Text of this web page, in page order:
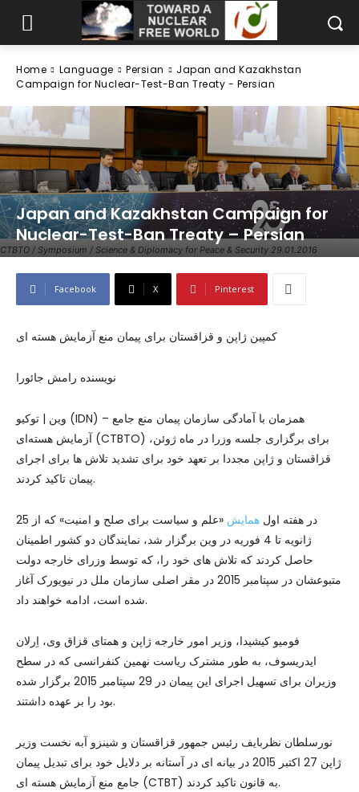
Home Language Persian
Japan and Kazakhstan
Campaign for Nuclear-Test-Ban Treaty - Persian
CTBTO / Symposium / Science & Diplomacy for Peace & Security 29.01.2016
Japan and Kazakhstan Campaign for
Nuclear-Test-Ban Treaty – Persian
Facebook X Pinterest
کمپین ژاپن و قزاقستان برای پیمان منع آزمایش هسته ای
نویسنده رامش جائورا
وین | توکیو (IDN) – همزمان با آمادگی سازمان پیمان منع جامع
آزمایش هسته‌ای (CTBTO) برای برگزاری جلسه وزرا در ماه ژوئن،
قزاقستان و ژاپن مجددا بر تعهد خود برای تشدید تلاش ها برای اجرای
پیمان تاکید کردند.
در هفته اول همایش
«علم و سیاست برای صلح و امنیت» که از 25
ژانویه تا 4 فوریه در وین برگزار شد، نمایندگان دو کشور اطمینان
حاصل کردند که تلاش های خود را، که توسط وزرای خارجه دولت
متبوعشان در سپتامبر 2015 در مقر اصلی سازمان ملل در نیویورک آغاز
شده است، ادامه خواهند داد.
فومیو کیشیدا، وزیر امور خارجه ژاپن و همتای قزاق وی، اِرلان
ایدریسوف، به طور مشترک ریاست نهمین کنفرانسی که در سطح
وزیران برای تسهیل اجرای این پیمان در 29 سپتامبر 2015 برگزار شده
بود را بر عهده داشتند.
نورسلطان نظربایف رئیس جمهور قزاقستان و شینزو آبه نخست وزیر
ژاپن 27 اکتبر 2015 در بیانه ای در آستانه بر دلایل خود برای تبدیل پیمان
جامع منع آزمایش هسته ای (CTBT) به قانون تاکید کردند.